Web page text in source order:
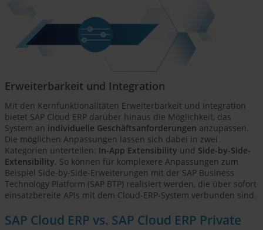
Erweiterbarkeit und Integration
Mit den Kernfunktionalitäten Erweiterbarkeit und Integration
bietet SAP Cloud ERP darüber hinaus die Möglichkeit, das
System an individuelle Geschäftsanforderungen anzupassen.
Die möglichen Anpassungen lassen sich dabei in zwei
Kategorien unterteilen: In-App Extensibility und Side-by-Side-
Extensibility. So können für komplexere Anpassungen zum
Beispiel Side-by-Side-Erweiterungen mit der SAP Business
Technology Platform (SAP BTP) realisiert werden, die über sofort
einsatzbereite APIs mit dem Cloud-ERP-System verbunden sind.
SAP Cloud ERP vs. SAP Cloud ERP Private